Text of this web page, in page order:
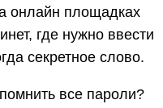
онлайн площадках
где нужно ввести
секретное слово.
все пароли?